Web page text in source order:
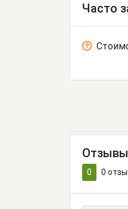
Часто
Отзывы
0 0